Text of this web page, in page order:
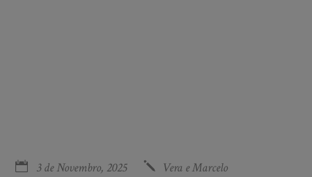
3 de Novembro, 2025 Vera e Marcelo